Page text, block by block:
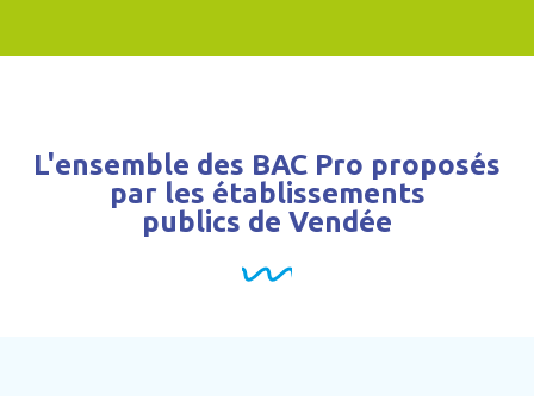
L'ensemble des BAC Pro proposés
par les établissements
publics de Vendée